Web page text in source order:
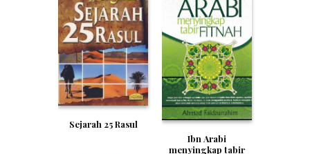
Sejarah 25 Rasul
Ibn Arabi
menyingkap tabir